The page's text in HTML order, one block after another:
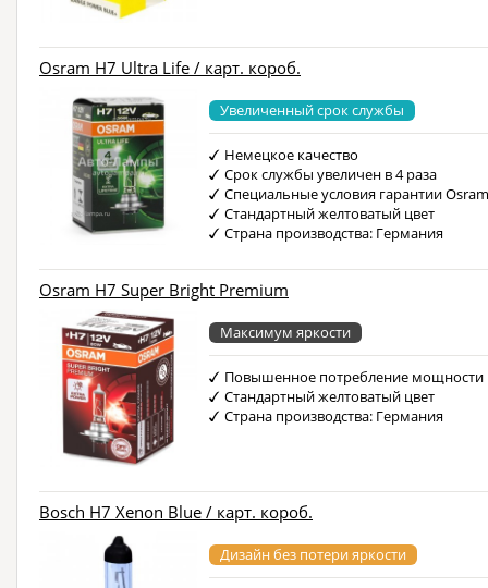
Osram H7 Ultra Life / карт. короб.
Увеличенный срок службы
Немецкое качество
Срок службы увеличен в 4 раза
Специальные условия гарантии
Стандартный желтоватый цвет
Страна производства: Германия
Osram H7 Super Bright Premium
Максимум яркости
Повышенное потребление мощности
Стандартный желтоватый цвет
Страна производства: Германия
Bosch H7 Xenon Blue / карт. короб.
Дизайн без потери яркости